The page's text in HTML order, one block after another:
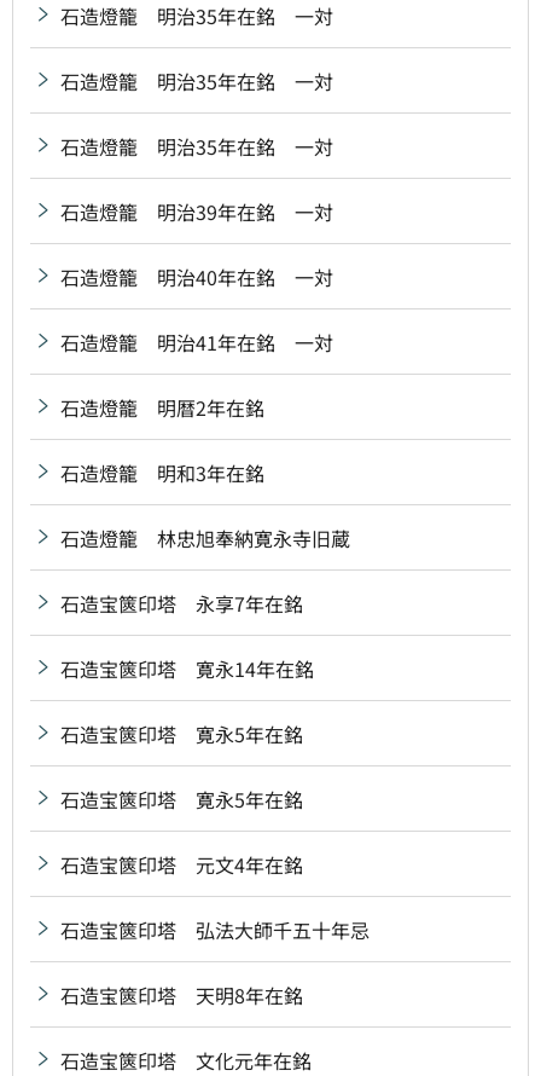
石造燈籠 明治35年在銘 一対
石造燈籠 明治35年在銘 一対
石造燈籠 明治35年在銘 一対
石造燈籠 明治39年在銘 一対
石造燈籠 明治40年在銘 一対
石造燈籠 明治41年在銘 一対
石造燈籠 明暦2年在銘
石造燈籠 明和3年在銘
石造燈籠 林忠旭奉納寛永寺旧蔵
石造宝篋印塔 永享7年在銘
石造宝篋印塔 寛永14年在銘
石造宝篋印塔 寛永5年在銘
石造宝篋印塔 寛永5年在銘
石造宝篋印塔 元文4年在銘
石造宝篋印塔 弘法大師千五十年忌
石造宝篋印塔 天明8年在銘
石造宝篋印塔 文化元年在銘